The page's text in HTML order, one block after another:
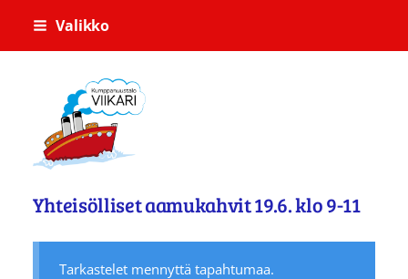
Siirry
Valikko
Kumppanuustalo Viikari
Yhteisölliset aamukahvit 19.6. klo 9-11
Tarkastelet mennyttä tapahtumaa.